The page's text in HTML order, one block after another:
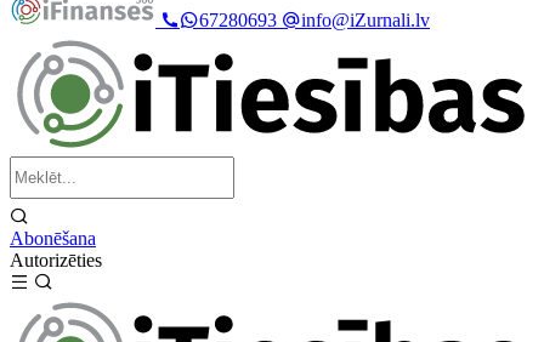
67280693
info@iZurnali.lv
Abonēšana
Autorizēties